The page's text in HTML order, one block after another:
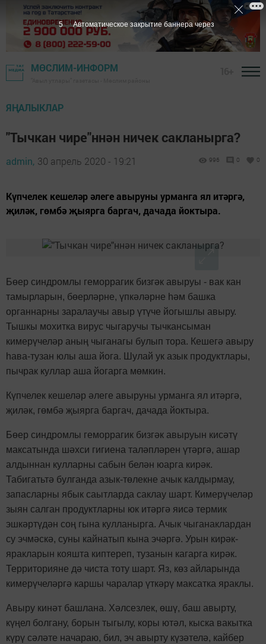
МӨСЛИМ-ИНФОРМ
ЯҢАЛЫКЛАР
"Тычкан чире"ннән ничек сакланырга?
admin, 30 апрель 2020 - 19:21 996 0 0
Күпчелек кешеләр әлеге авыруны урманга ял итәргә,
җиләк, гөмбә җыярга баргач, дачада йоктыра.
Бөер синдромлы геморрагик бизгәк авыруы - вак кан
тамырларын, бөерләрне, үпкәләрне һәм башка
органнарны заралаучы авыр үтүче йогышлы авыру.
Тышкы мохитка вирус чыгаручы тычкансыман
кимерүчеләр аның чыганагы булып тора. Кешегә авыру
һава-тузан юлы аша йога. Шулай ук азык продуктлары,
пычрак куллар аша йогарга мөмкин.
Күпчелек кешеләр әлеге авыруны урманга ял итәргә,
җиләк, гөмбә җыярга баргач, дачада йоктыра.
Бөер синдромлы геморрагик бизгәк авыруын кисәтү
максатында шәхси гигиена таләпләрен үтәргә, ашар
алдыннан кулларны сабын белән юарга кирәк.
Табигатьтә булганда азык-төлекне ачык калдырмау,
запасларны ябык саытларда саклау шарт. Кимерүчеләр
зыян салган продуктларны юк итәргә яисә термик
эшкәртүдән соң гына кулланырга. Ачык чыганаклардан
су эчмәскә, суны кайнатып кына эчәргә. Урын кирәк-
яракларын кояшта киптереп, тузанын кагарга кирәк.
Территорияне дә чиста тоту шарт. Яз, көз айларында
кимерүчеләргә каршы чаралар үткәрү максатка яраклы.
Авыру кинәт башлана. Хәлсезлек, өшү, баш авырту,
күңел болгану, борын тыгылу, коры ютәл, кыска вакытка
күрү сәләте начараю, бил, эч авырту күзәтелә, кайбер
4 Автоматическое закрытие баннера через